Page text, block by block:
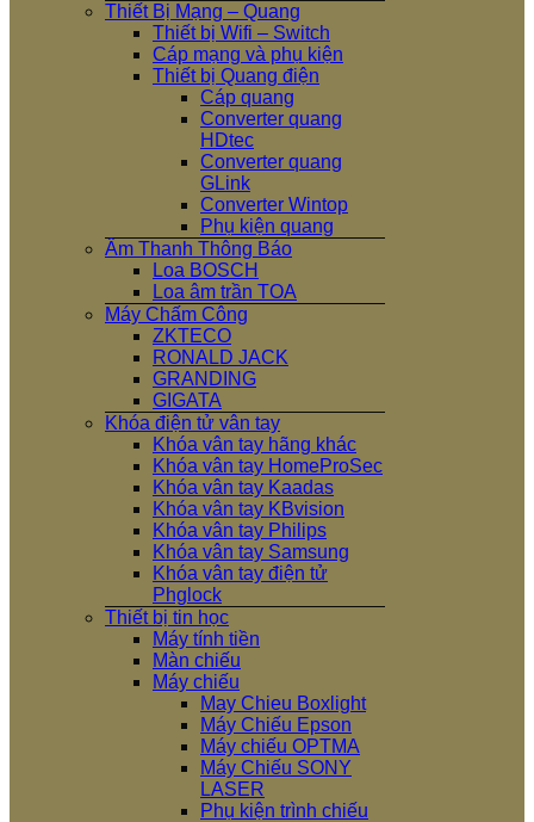
Thiết Bị Mạng – Quang
Thiết bị Wifi – Switch
Cáp mạng và phụ kiện
Thiết bị Quang điện
Cáp quang
Converter quang
HDtec
Converter quang
GLink
Converter Wintop
Phụ kiện quang
Âm Thanh Thông Báo
Loa BOSCH
Loa âm trần TOA
Máy Chấm Công
ZKTECO
RONALD JACK
GRANDING
GIGATA
Khóa điện tử vân tay
Khóa vân tay hãng khác
Khóa vân tay HomeProSec
Khóa vân tay Kaadas
Khóa vân tay KBvision
Khóa vân tay Philips
Khóa vân tay Samsung
Khóa vân tay điện tử
Phglock
Thiết bị tin học
Máy tính tiền
Màn chiếu
Máy chiếu
May Chieu Boxlight
Máy Chiếu Epson
Máy chiếu OPTMA
Máy Chiếu SONY
LASER
Phụ kiện trình chiếu